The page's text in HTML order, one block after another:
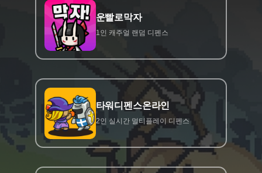
운빨로막자
1인 캐주얼 랜덤 디펜스
타워디펜스온라인
2인 실시간 멀티플레이 디펜스